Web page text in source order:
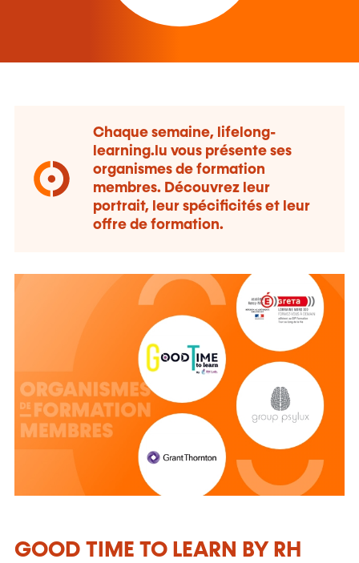
Chaque semaine, lifelong-
learning.lu vous présente ses
organismes de formation
membres. Découvrez leur
portrait, leur spécificités et leur
offre de formation.
GOOD TIME TO LEARN BY RH